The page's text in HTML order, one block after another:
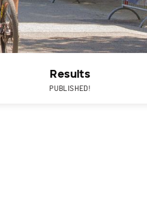
Results
PUBLISHED!